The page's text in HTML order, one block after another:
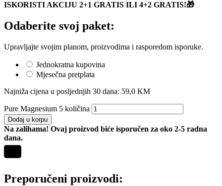
ISKORISTI AKCIJU 2+1 GRATIS ILI 4+2 GRATIS!🎁
Odaberite svoj paket:
Upravljajte svojim planom, proizvodima i rasporedom isporuke.
Jednokratna kupovina
Mjesečna pretplata
Najniža cijena u posljednjih 30 dana: 59,0 KM
Pure Magnesium 5 količina
Dodaj u korpu
Na zalihama! Ovaj proizvod biće isporučen za oko 2-5 radna
dana.
Preporučeni proizvodi: